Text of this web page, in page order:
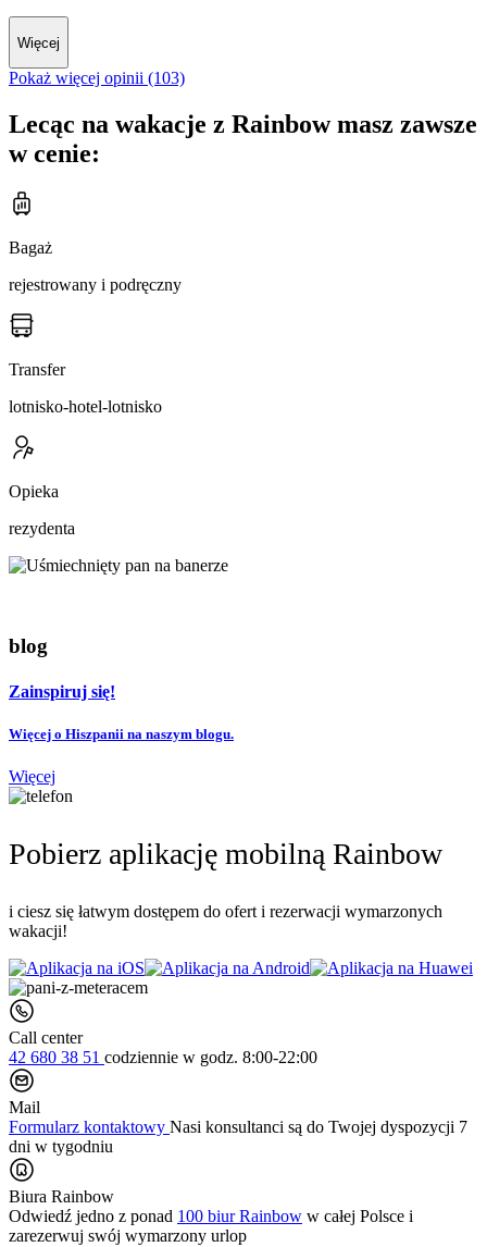
Więcej
Pokaż więcej opinii (103)
Lecąc na wakacje z Rainbow masz zawsze
w cenie:
Bagaż
rejestrowany i podręczny
Transfer
lotnisko-hotel-lotnisko
Opieka
rezydenta
blog
Zainspiruj się!
Więcej o Hiszpanii na naszym blogu.
Więcej
Pobierz aplikację mobilną Rainbow
i ciesz się łatwym dostępem do ofert i rezerwacji wymarzonych
wakacji!
Call center
42 680 38 51 codziennie w godz. 8:00-22:00
Mail
Formularz kontaktowy Nasi konsultanci są do Twojej dyspozycji 7
dni w tygodniu
Biura Rainbow
Odwiedź jedno z ponad 100 biur Rainbow w całej Polsce i
zarezerwuj swój wymarzony urlop